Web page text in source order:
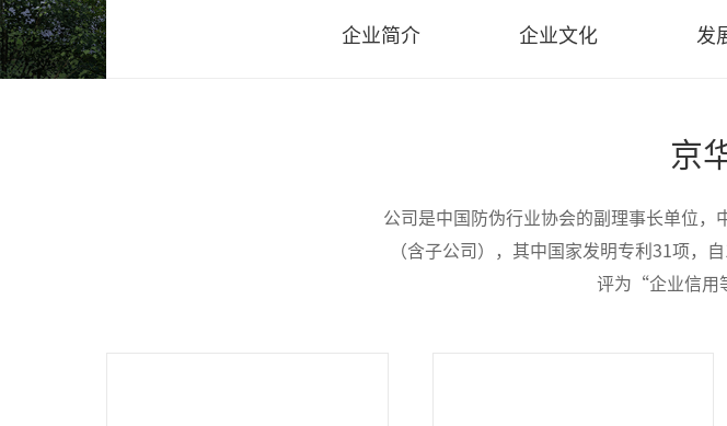
企业简介 企业文化 发
京
公司是中国防伪行业协会的副理事长单位
（含子公司），其中国家发明专利31项，
评为“企业信用